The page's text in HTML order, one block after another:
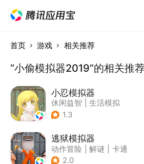
首页 游戏 相关推荐
“小偷模拟器2019”的相关推
小忍模拟器
休闲益智
生活模拟
| 恋爱
1.3
逃狱模拟器
动作冒险 解谜
卡通
| 模拟
2.0